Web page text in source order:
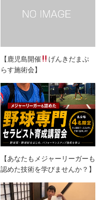
【鹿児島開催
げんきだまぷ
らす施術会】
【あなたもメジャーリーガーも
認めた技術を学びませんか？】